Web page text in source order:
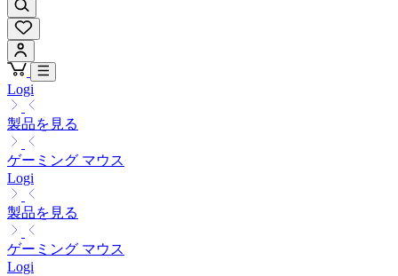
Logi
製品を見る
ゲーミング マウス
Logi
製品を見る
ゲーミング マウス
Logi